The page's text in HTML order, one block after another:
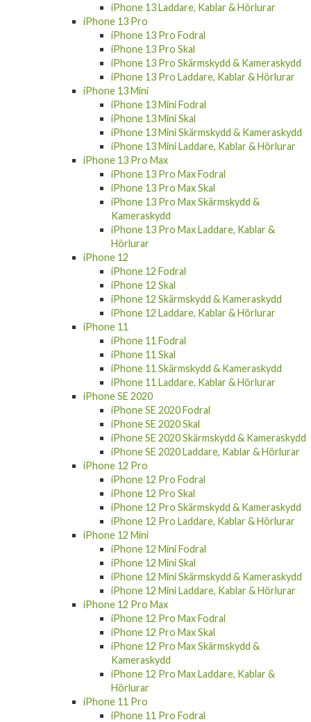
iPhone 13 Laddare, Kablar & Hörlurar
iPhone 13 Pro
iPhone 13 Pro Fodral
iPhone 13 Pro Skal
iPhone 13 Pro Skärmskydd & Kameraskydd
iPhone 13 Pro Laddare, Kablar & Hörlurar
iPhone 13 Mini
iPhone 13 Mini Fodral
iPhone 13 Mini Skal
iPhone 13 Mini Skärmskydd & Kameraskydd
iPhone 13 Mini Laddare, Kablar & Hörlurar
iPhone 13 Pro Max
iPhone 13 Pro Max Fodral
iPhone 13 Pro Max Skal
iPhone 13 Pro Max Skärmskydd &
Kameraskydd
iPhone 13 Pro Max Laddare, Kablar &
Hörlurar
iPhone 12
iPhone 12 Fodral
iPhone 12 Skal
iPhone 12 Skärmskydd & Kameraskydd
iPhone 12 Laddare, Kablar & Hörlurar
iPhone 11
iPhone 11 Fodral
iPhone 11 Skal
iPhone 11 Skärmskydd & Kameraskydd
iPhone 11 Laddare, Kablar & Hörlurar
iPhone SE 2020
iPhone SE 2020 Fodral
iPhone SE 2020 Skal
iPhone SE 2020 Skärmskydd & Kameraskydd
iPhone SE 2020 Laddare, Kablar & Hörlurar
iPhone 12 Pro
iPhone 12 Pro Fodral
iPhone 12 Pro Skal
iPhone 12 Pro Skärmskydd & Kameraskydd
iPhone 12 Pro Laddare, Kablar & Hörlurar
iPhone 12 Mini
iPhone 12 Mini Fodral
iPhone 12 Mini Skal
iPhone 12 Mini Skärmskydd & Kameraskydd
iPhone 12 Mini Laddare, Kablar & Hörlurar
iPhone 12 Pro Max
iPhone 12 Pro Max Fodral
iPhone 12 Pro Max Skal
iPhone 12 Pro Max Skärmskydd &
Kameraskydd
iPhone 12 Pro Max Laddare, Kablar &
Hörlurar
iPhone 11 Pro
iPhone 11 Pro Fodral